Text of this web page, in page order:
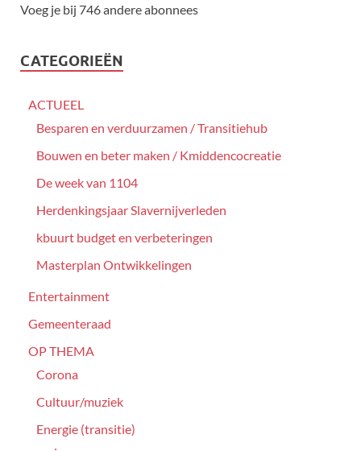
Voeg je bij 746 andere abonnees
CATEGORIEËN
ACTUEEL
Besparen en verduurzamen / Transitiehub
Bouwen en beter maken / Kmiddencocreatie
De week van 1104
Herdenkingsjaar Slavernijverleden
kbuurt budget en verbeteringen
Masterplan Ontwikkelingen
Entertainment
Gemeenteraad
OP THEMA
Corona
Cultuur/muziek
Energie (transitie)